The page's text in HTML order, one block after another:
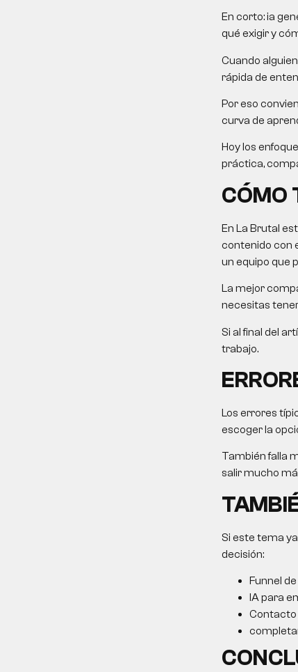
En corto: ia
qué exigir y
Cuando
rápida de
Por eso
curva de
Hoy los
práctica,
CÓMO
En La Brutal
contenido con
un equipo que
La mejor
necesitas
Si al final del
trabajo.
Los errores
escoger la
También falla
salir mucho
Si este tema
decisión:
Funnel
IA para
Contacto